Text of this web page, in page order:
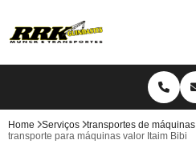
Home Serviços transportes de máquinas
transporte para máquinas valor Itaim Bibi